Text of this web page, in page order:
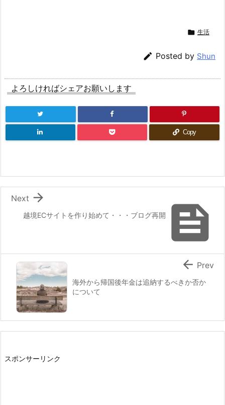
 生活
 Posted by Shun
よろしければシェアお願いします
Copy

越境ECサイトを作り始めて・・・ブログ再開

Next
海外から帰国後年金は追納するべきか否か
について
 Prev
スポンサーリンク